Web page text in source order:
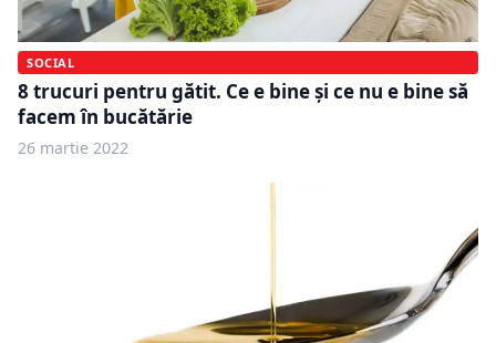
SOCIAL
8 trucuri pentru gătit. Ce e bine și ce nu e bine să
facem în bucătărie
26 martie 2022